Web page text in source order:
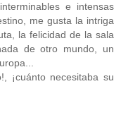
e intensas
me gusta la intriga
la felicidad de la sala
de otro mundo, un
¡cuánto necesitaba su